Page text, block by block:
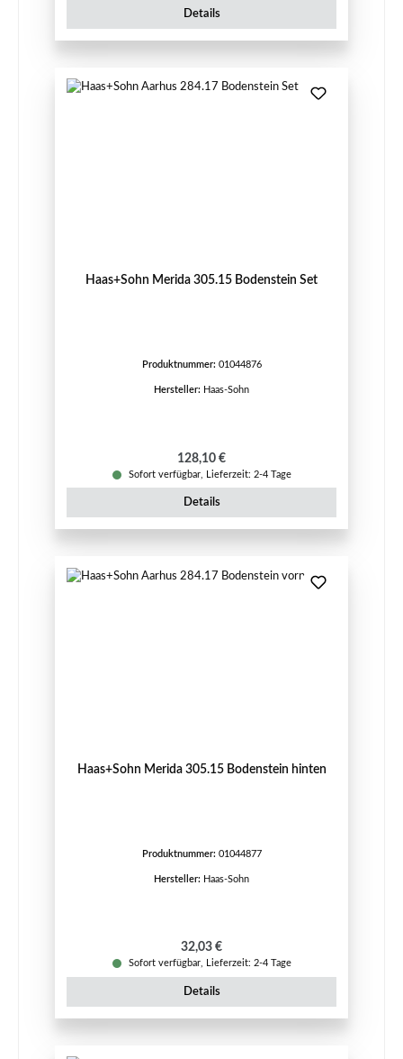
Details
Haas+Sohn Merida 305.15 Bodenstein Set
Produktnummer: 01044876
Hersteller: Haas-Sohn
Regulärer Preis:
128,10 €
Sofort verfügbar, Lieferzeit: 2-4 Tage
Details
Haas+Sohn Merida 305.15 Bodenstein hinten
Produktnummer: 01044877
Hersteller: Haas-Sohn
Regulärer Preis:
32,03 €
Sofort verfügbar, Lieferzeit: 2-4 Tage
Details